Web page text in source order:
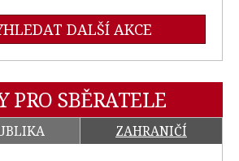
DALŠÍ AKCE
PRO SBĚRATELE
ZAHRANIČÍ